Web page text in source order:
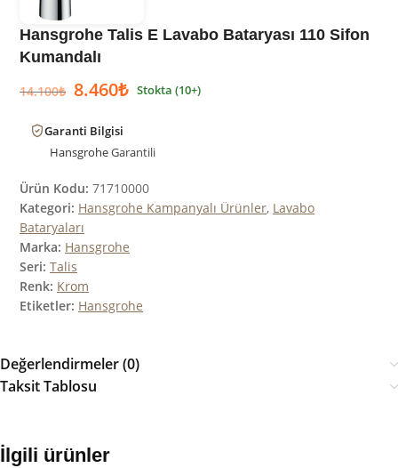
Hansgrohe Talis E Lavabo Bataryası 110 Sifon
Kumandalı
14.100₺ 8.460₺ Stokta (10+)
Garanti Bilgisi
HansgroheGarantili
Ürün Kodu: 71710000
Kategori: Hansgrohe Kampanyalı Ürünler, Lavabo
Bataryaları
Marka: Hansgrohe
Seri: Talis
Renk: Krom
Etiketler: Hansgrohe
Değerlendirmeler (0)
Taksit Tablosu
İlgili ürünler